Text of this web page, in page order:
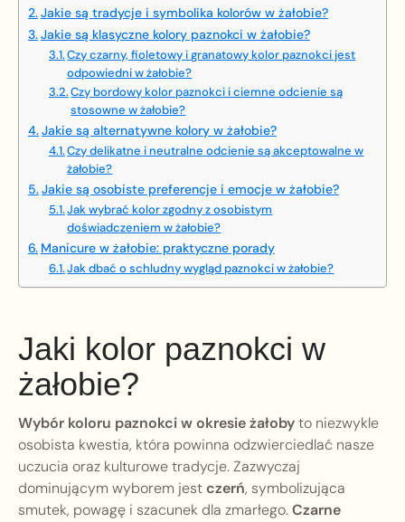
Jakie są tradycje i symbolika kolorów w żałobie?
Jakie są klasyczne kolory paznokci w żałobie?
Czy czarny, fioletowy i granatowy kolor paznokci jest
odpowiedni w żałobie?
Czy bordowy kolor paznokci i ciemne odcienie są
stosowne w żałobie?
Jakie są alternatywne kolory w żałobie?
Czy delikatne i neutralne odcienie są akceptowalne w
żałobie?
Jakie są osobiste preferencje i emocje w żałobie?
Jak wybrać kolor zgodny z osobistym
doświadczeniem w żałobie?
Manicure w żałobie: praktyczne porady
Jak dbać o schludny wygląd paznokci w żałobie?
Jaki kolor paznokci w
żałobie?
Wybór koloru paznokci w okresie żałobyto niezwykle
osobista kwestia, która powinna odzwierciedlać nasze
uczucia oraz kulturowe tradycje. Zazwyczaj
dominującym wyborem jestczerń, symbolizująca
smutek, powagę i szacunek dla zmarłego.Czarne